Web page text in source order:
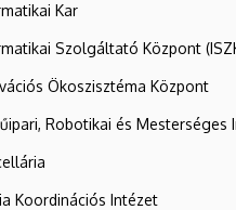
Kar
Szolgáltató Központ
Ökoszisztéma Központ
Robotikai és
Koordinációs Intézet